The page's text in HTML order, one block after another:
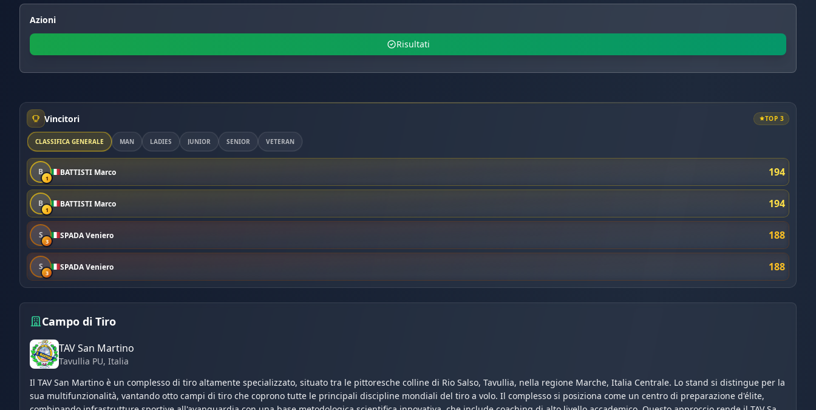
Azioni
Risultati
Vincitori TOP 3
CLASSIFICA GENERALE MAN LADIES JUNIOR SENIOR VETERAN
B
1
BATTISTI Marco 194
B
1
BATTISTI Marco 194
S
3
SPADA Veniero 188
S
3
SPADA Veniero 188
Campo di Tiro
TAV San Martino
Tavullia PU, Italia
Il TAV San Martino è un complesso di tiro altamente specializzato, situato tra le pittoresche colline di Rio Salso, Tavullia, nella regione Marche, Italia Centrale. Lo stand si distingue per la
sua multifunzionalità, vantando otto campi di tiro che coprono tutte le principali discipline mondiali del tiro a volo. Il complesso si posiziona come un centro di preparazione d'élite,